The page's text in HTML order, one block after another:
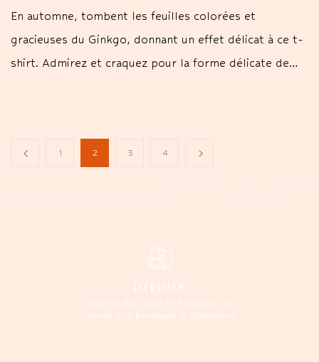
En automne, tombent les feuilles colorées et
gracieuses du Ginkgo, donnant un effet délicat à ce t-
shirt. Admirez et craquez pour la forme délicate de…
1 2 3 4
LIVRAISON
Offerte dès 200 Chf d'achat ou
retrait à la boutique à Villeneuve